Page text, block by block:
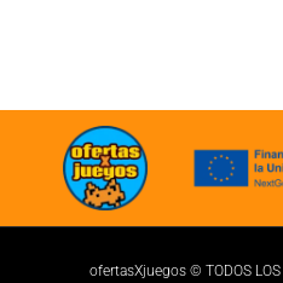
ofertasXjuegos © TODOS LOS